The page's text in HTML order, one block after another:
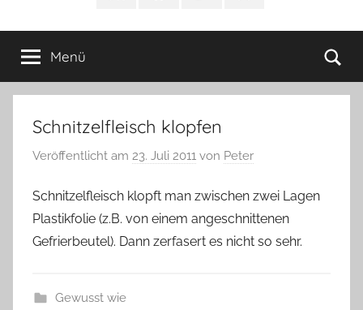
Menü
Schnitzelfleisch klopfen
Veröffentlicht am 23. Juli 2011 von Peter
Schnitzelfleisch klopft man zwischen zwei Lagen
Plastikfolie (z.B. von einem angeschnittenen
Gefrierbeutel). Dann zerfasert es nicht so sehr.
Gewusst wie